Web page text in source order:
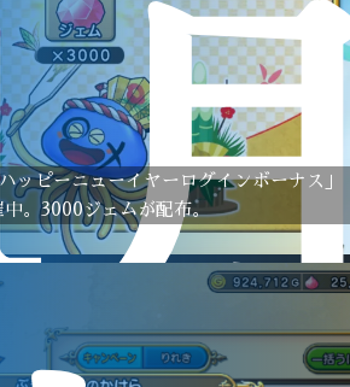
ッピーニューイヤーログインボーナス」
中。3000ジェムが配布。